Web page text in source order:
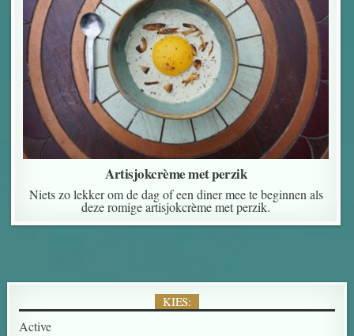
Artisjokcrème met perzik
Niets zo lekker om de dag of een diner mee te beginnen als
deze romige artisjokcrème met perzik.
KIES:
Active